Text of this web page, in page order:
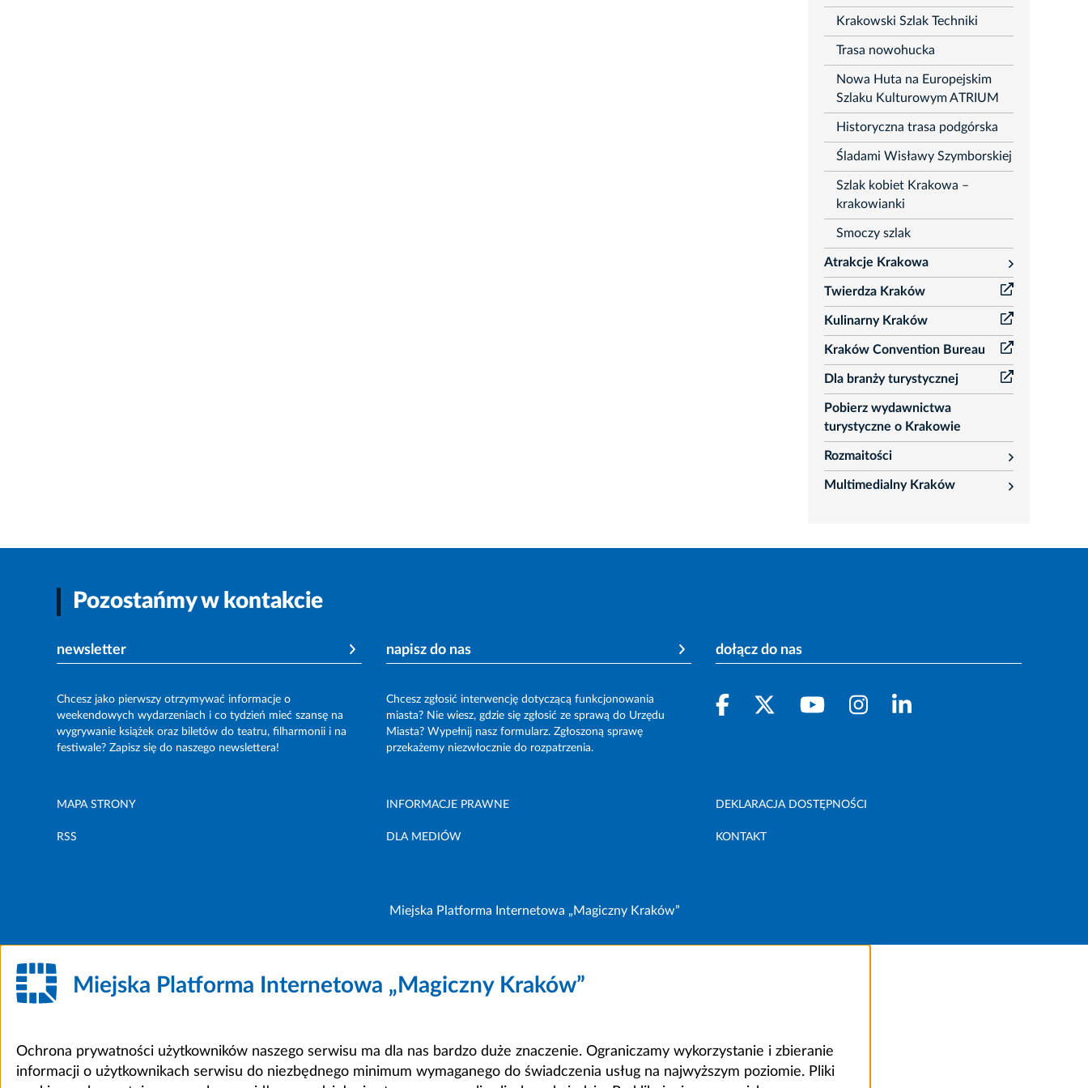
Krakowski Szlak Techniki
Trasa nowohucka
Nowa Huta na Europejskim
Szlaku Kulturowym ATRIUM
Historyczna trasa podgórska
Śladami Wisławy Szymborskiej
Szlak kobiet Krakowa –
krakowianki
Smoczy szlak
Atrakcje Krakowa
rozwiń
Twierdza Kraków
Kulinarny Kraków
Kraków Convention Bureau
Dla branży turystycznej
Pobierz wydawnictwa
turystyczne o Krakowie
Rozmaitości
rozwiń
Multimedialny Kraków
rozwiń
Pozostańmy w kontakcie
newsletter
Chcesz jako pierwszy otrzymywać informacje o
weekendowych wydarzeniach i co tydzień mieć szansę na
wygrywanie książek oraz biletów do teatru, filharmonii i na
festiwale? Zapisz się do naszego newslettera!
napisz do nas
Chcesz zgłosić interwencję dotyczącą funkcjonowania
miasta? Nie wiesz, gdzie się zgłosić ze sprawą do Urzędu
Miasta? Wypełnij nasz formularz. Zgłoszoną sprawę
przekażemy niezwłocznie do rozpatrzenia.
dołącz do nas
MAPA STRONY INFORMACJE PRAWNE DEKLARACJA DOSTĘPNOŚCI
RSS DLA MEDIÓW KONTAKT
Miejska Platforma Internetowa „Magiczny Kraków”
Miejska Platforma Internetowa „Magiczny Kraków”
Ochrona prywatności użytkowników naszego serwisu ma dla nas bardzo duże znaczenie. Ograniczamy wykorzystanie i zbieranie
informacji o użytkownikach serwisu do niezbędnego minimum wymaganego do świadczenia usług na najwyższym poziomie. Pliki